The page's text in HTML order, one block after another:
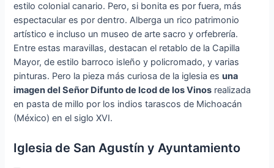
estilo colonial canario. Pero, si bonita es por fuera, más
espectacular es por dentro. Alberga un rico patrimonio
artístico e incluso un museo de arte sacro y orfebrería.
Entre estas maravillas, destacan el retablo de la Capilla
Mayor, de estilo barroco isleño y policromado, y varias
pinturas. Pero la pieza más curiosa de la iglesia esuna
imagen del Señor Difunto de Icod de los Vinos realizada
en pasta de millo por los indios tarascos de Michoacán
(México) en el siglo XVI.
Iglesia de San Agustín y Ayuntamiento